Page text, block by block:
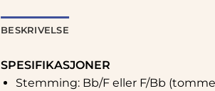
BESKRIVELSE
SPESIFIKASJONER
Stemming: Bb/F eller F/Bb